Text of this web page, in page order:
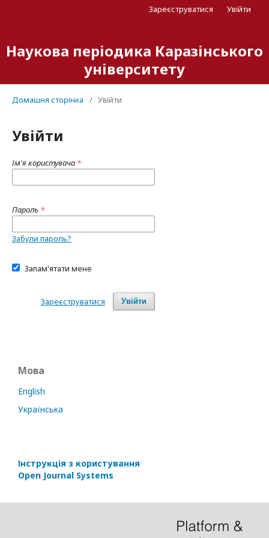
Наукова періодика Каразінського
університету
Зареєструватися Увійти
Домашня сторінка / Увійти
Увійти
Ім'я користувача *
Пароль *
Забули пароль?
Запам'ятати мене
Увійти
Зареєструватися
Мова
English
Українська
Інструкція з користування
Open Journal Systems